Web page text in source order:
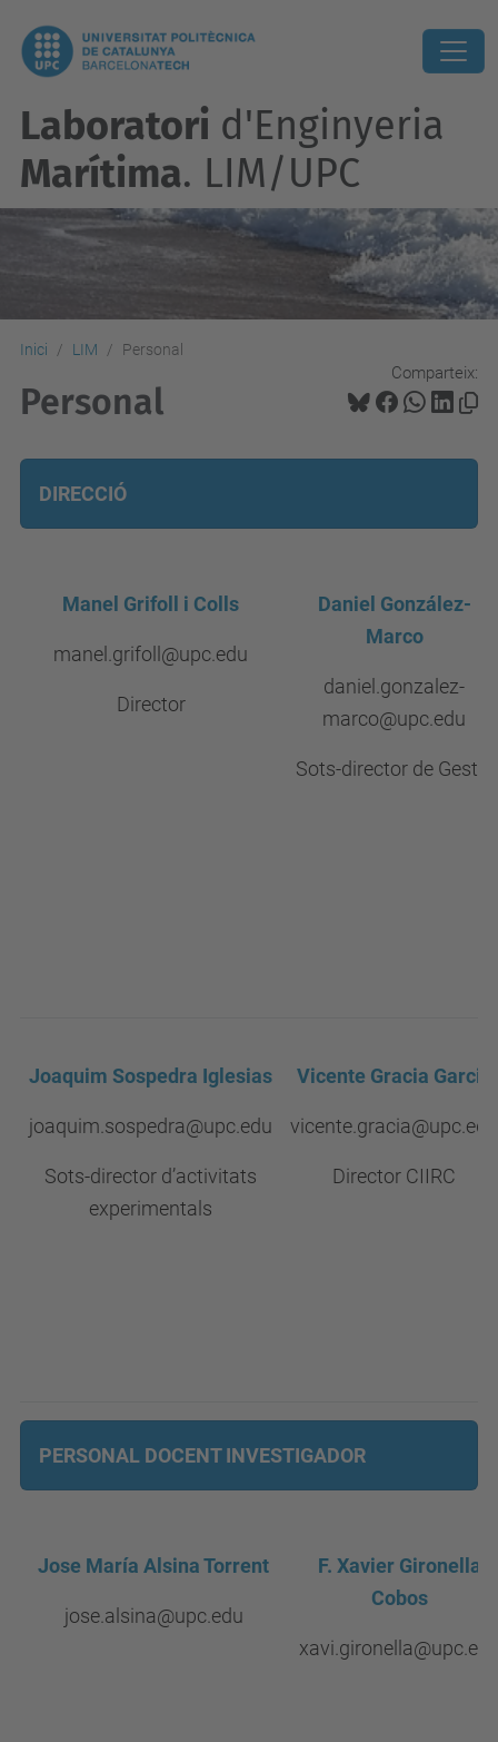
Laboratori d'Enginyeria
Marítima. LIM/UPC
Inici LIM Personal
Comparteix:
Personal
DIRECCIÓ
Manel Grifoll i Colls
manel.grifoll@upc.edu
Director
Daniel González-
Marco
daniel.gonzalez-
marco@upc.edu
Sots-director de Gestió
Joaquim Sospedra Iglesias
joaquim.sospedra@upc.edu
Sots-director d’activitats
experimentals
Vicente Gracia Garcia
vicente.gracia@upc.edu
Director CIIRC
PERSONAL DOCENT INVESTIGADOR
Jose María Alsina Torrent
jose.alsina@upc.edu
F. Xavier Gironella
Cobos